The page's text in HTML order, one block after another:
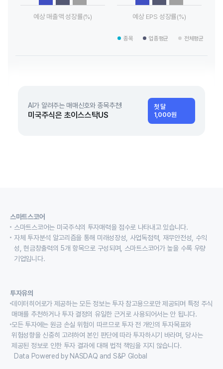
예상 매출액 성장률(%) 예상 EPS 성장률(%)
종목 업종평균 전체평균
AI가 알려주는 매매신호와 종목추천!
미국주식은 초이스스탁US
첫 달
1,000원
스마트스코어
스마트스코어는 미국주식의 투자매력을 점수로 나타내고 있습니다.
자체 투자분석 알고리즘을 통해 미래성장성, 사업독점력, 재무안전성, 수익
성, 현금창출력의 5개 항목으로 구성되며, 스마트스코어가 높을 수록 우량
기업입니다.
투자유의
데이터히어로가 제공하는 모든 정보는 투자 참고용으로만 제공되며 특정 주식
매매를 추천하거나 투자 결정의 유일한 근거로 사용되어서는 안 됩니다.
모든 투자에는 원금 손실 위험이 따르므로 투자 전 개인의 투자목표와
위험성향을 신중히 고려하여 본인 판단에 따라 투자하시기 바라며, 당사는
제공된 정보로 인한 투자 결과에 대해 법적 책임을 지지 않습니다.
Data Powered by NASDAQ and S&P Global